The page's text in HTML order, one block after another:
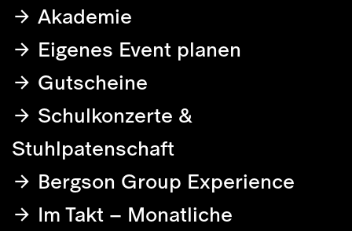
Akademie
Eigenes Event planen
Gutscheine
Schulkonzerte &
Stuhlpatenschaft
Bergson Group Experience
Im Takt – Monatliche